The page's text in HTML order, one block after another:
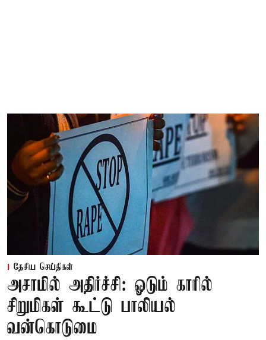
தேசிய செய்திகள்
அசாமில் அதிர்ச்சி: ஓடும் காரில்
சிறுமிகள் கூட்டு பாலியல்
வன்கொடுமை